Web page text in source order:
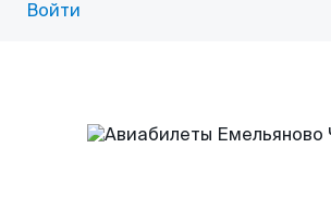
Войти